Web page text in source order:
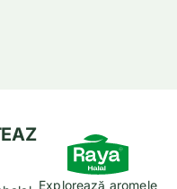
Explorează aromele